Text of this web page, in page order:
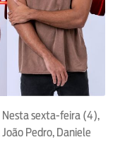
Nesta sexta-feira (4),
Pedro, Daniele